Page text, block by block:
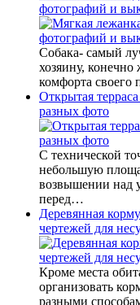
фотографий и
Собака- самый
хозяину, конечно
комфорта
Открытая
разных фото
С технической
небольшую
возвышении над
перед…
Деревянная
чертежей для
Кроме места
организовать
разными